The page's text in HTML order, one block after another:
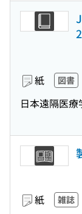
紙 図書
日本遠隔医療
紙 雑誌